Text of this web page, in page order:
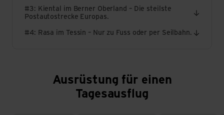
#3: Kiental im Berner Oberland – Die steilste
Postautostrecke Europas.
#4: Rasa im Tessin – Nur zu Fuss oder per Seilbahn.
Ausrüstung für einen
Tagesausflug